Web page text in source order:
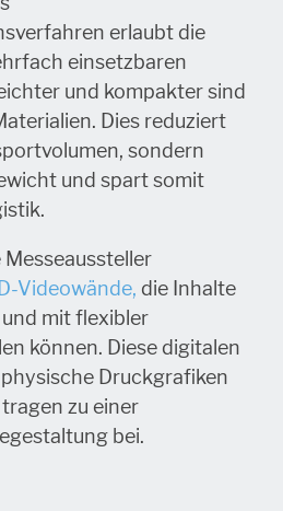
erlaubt die
einsetzbaren
und kompakter sind
Dies reduziert
sondern
und spart somit
Videowände, die Inhalte
mit flexibler
können. Diese digitalen
Druckgrafiken
zu einer
bei.